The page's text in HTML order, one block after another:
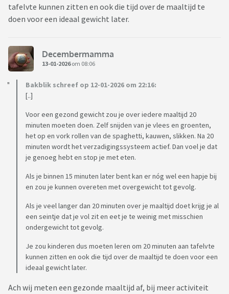
tafelvte kunnen zitten en ook die tijd over de maaltijd te
doen voor een ideaal gewicht later.
Decembermamma
13-01-2026om 08:06
Bakblik schreef op 12-01-2026 om 22:16:
[..]
Voor een gezond gewicht zou je over iedere maaltijd 20
minuten moeten doen. Zelf snijden van je vlees en groenten,
het op en vork rollen van de spaghetti, kauwen, slikken. Na 20
minuten wordt het verzadigingssysteem actief. Dan voel je dat
je genoeg hebt en stop je met eten.
Als je binnen 15 minuten later bent kan er nóg wel een hapje bij
en zou je kunnen overeten met overgewicht tot gevolg.
Als je veel langer dan 20 minuten over je maaltijd doet krijg je al
een seintje dat je vol zit en eet je te weinig met misschien
ondergewicht tot gevolg.
Je zou kinderen dus moeten leren om 20 minuten aan tafelvte
kunnen zitten en ook die tijd over de maaltijd te doen voor een
ideaal gewicht later.
Ach wij meten een gezonde maaltijd af, bij meer activiteit